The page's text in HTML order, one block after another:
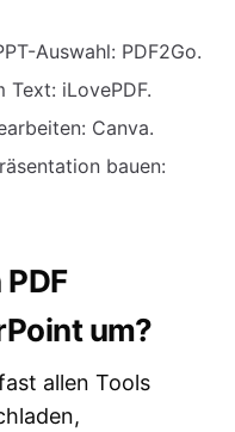
Auswahl: PDF2Go.
Text: iLovePDF.
Canva.
bauen:
um?
allen Tools